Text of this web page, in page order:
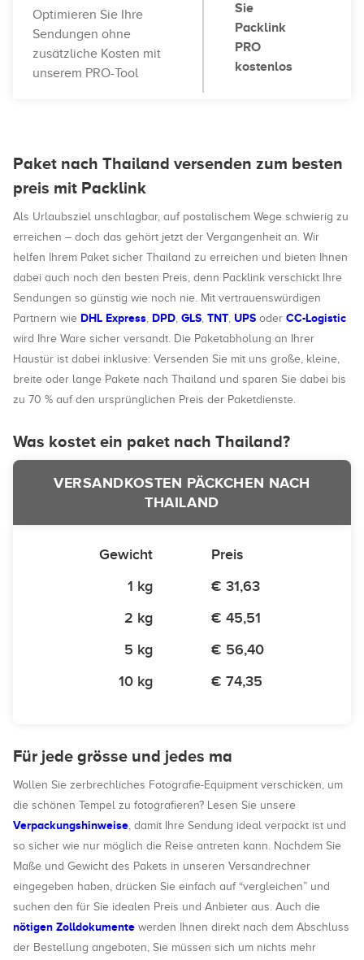
Optimieren Sie Ihre
Sendungen ohne
zusätzliche Kosten mit
unserem PRO-Tool
Sie
Packlink
PRO
kostenlos
Paket nach Thailand versenden zum besten
preis mit Packlink
Als Urlaubsziel unschlagbar, auf postalischem Wege schwierig zu
erreichen – doch das gehört jetzt der Vergangenheit an. Wir
helfen Ihrem Paket sicher Thailand zu erreichen und bieten Ihnen
dabei auch noch den besten Preis, denn Packlink verschickt Ihre
Sendungen so günstig wie noch nie. Mit vertrauenswürdigen
Partnern wie DHL Express, DPD, GLS, TNT, UPS oder CC-Logistic
wird Ihre Ware sicher versandt. Die Paketabholung an Ihrer
Haustür ist dabei inklusive: Versenden Sie mit uns große, kleine,
breite oder lange Pakete nach Thailand und sparen Sie dabei bis
zu 70 % auf den ursprünglichen Preis der Paketdienste.
Was kostet ein paket nach Thailand?
VERSANDKOSTEN PÄCKCHEN NACH
THAILAND
Gewicht
Preis
1 kg
€ 31,63
2 kg
€ 45,51
5 kg
€ 56,40
10 kg
€ 74,35
Für jede grösse und jedes ma
Wollen Sie zerbrechliches Fotografie-Equipment verschicken, um
die schönen Tempel zu fotografieren? Lesen Sie unsere
Verpackungshinweise, damit Ihre Sendung ideal verpackt ist und
so sicher wie nur möglich die Reise antreten kann. Nachdem Sie
Maße und Gewicht des Pakets in unseren Versandrechner
eingegeben haben, drücken Sie einfach auf “vergleichen” und
suchen den für Sie idealen Preis und Anbieter aus. Auch die
nötigen Zolldokumente werden Ihnen direkt nach dem Abschluss
der Bestellung angeboten, Sie müssen sich um nichts mehr